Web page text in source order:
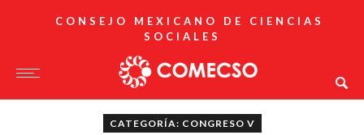
CONSEJO MEXICANO DE CIENCIAS
SOCIALES
CATEGORÍA: CONGRESO V